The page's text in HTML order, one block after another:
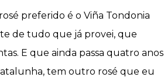
preferido é o Viña Tondonia
de tudo que já provei, que
E que ainda passa quatro anos
tem outro rosé que eu